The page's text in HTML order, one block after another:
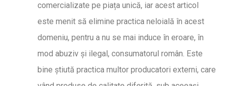
comercializate pe piața unică, iar acest articol
este menit să elimine practica neloială în acest
domeniu, pentru a nu se mai induce în eroare, în
mod abuziv și ilegal, consumatorul român. Este
bine știută practica multor producatori externi, care